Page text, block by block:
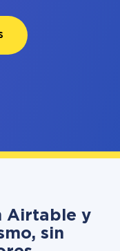
Airtable y
sin